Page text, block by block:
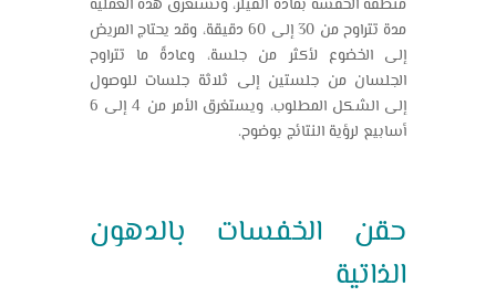
منطقة الخفسة بمادة الفيلر، وتستغرق هذه العملية
مدة تتراوح من 30 إلى 60 دقيقة، وقد يحتاج المريض
إلى الخضوع لأكثر من جلسة، وعادةً ما تتراوح
الجلسان من جلستين إلى ثلاثة جلسات للوصول
إلى الشكل المطلوب، ويستغرق الأمر من 4 إلى 6
أسابيع لرؤية النتائج بوضوح.
حقن الخفسات بالدهون
الذاتية